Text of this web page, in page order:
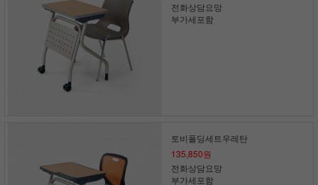
전화상담요망
부가세포함
토비폴딩세트우레탄
135,850원
전화상담요망
부가세포함